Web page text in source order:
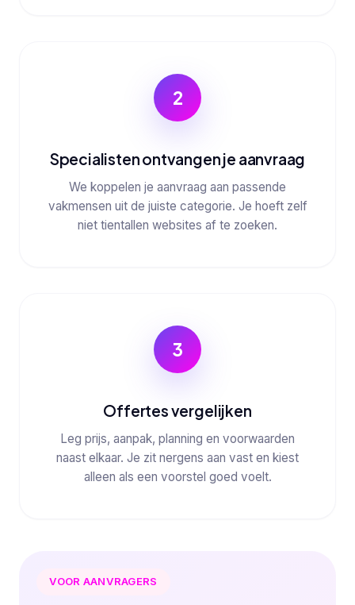
2
Specialisten ontvangen je aanvraag
We koppelen je aanvraag aan passende
vakmensen uit de juiste categorie. Je hoeft zelf
niet tientallen websites af te zoeken.
3
Offertes vergelijken
Leg prijs, aanpak, planning en voorwaarden
naast elkaar. Je zit nergens aan vast en kiest
alleen als een voorstel goed voelt.
VOOR AANVRAGERS